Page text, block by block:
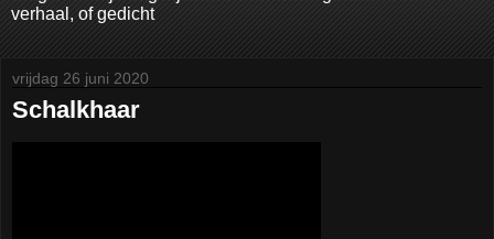
verhaal, of gedicht
vrijdag 26 juni 2020
Schalkhaar